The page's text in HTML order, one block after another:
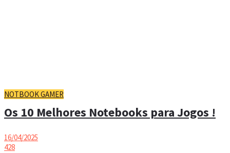
NOTBOOK GAMER
Os 10 Melhores Notebooks para Jogos !
16/04/2025
428